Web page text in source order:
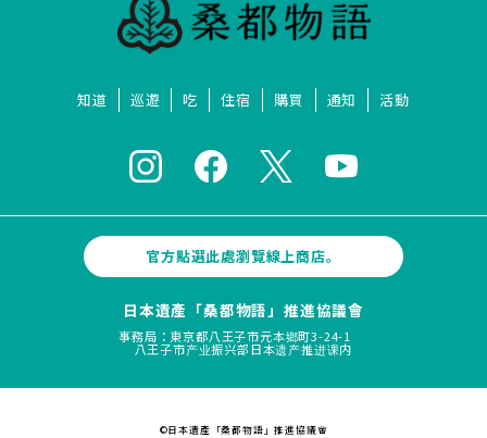
知道 巡遊 吃 住宿 購買 通知 活動
官方點選此處瀏覽線上商店。
日本遺產「桑都物語」推進協議會
事務局：東京都八王子市元本鄉町3-24-1
八王子市产业振兴部日本遗产推进课内
©日本遺產「桑都物語」推進協議會